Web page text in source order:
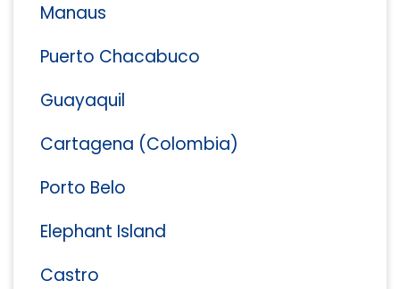
Manaus
Puerto Chacabuco
Guayaquil
Cartagena (Colombia)
Porto Belo
Elephant Island
Castro